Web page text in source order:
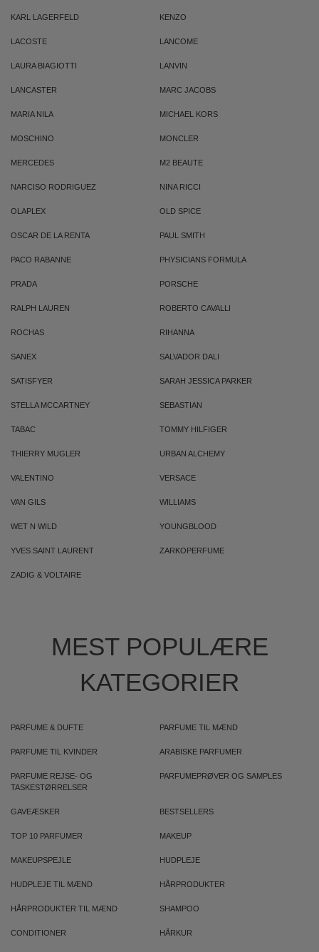
KARL LAGERFELD KENZO
LACOSTE LANCOME
LAURA BIAGIOTTI LANVIN
LANCASTER MARC JACOBS
MARIA NILA MICHAEL KORS
MOSCHINO MONCLER
MERCEDES M2 BEAUTE
NARCISO RODRIGUEZ NINA RICCI
OLAPLEX OLD SPICE
OSCAR DE LA RENTA PAUL SMITH
PACO RABANNE PHYSICIANS FORMULA
PRADA PORSCHE
RALPH LAUREN ROBERTO CAVALLI
ROCHAS RIHANNA
SANEX SALVADOR DALI
SATISFYER SARAH JESSICA PARKER
STELLA MCCARTNEY SEBASTIAN
TABAC TOMMY HILFIGER
THIERRY MUGLER URBAN ALCHEMY
VALENTINO VERSACE
VAN GILS WILLIAMS
WET N WILD YOUNGBLOOD
YVES SAINT LAURENT ZARKOPERFUME
ZADIG & VOLTAIRE
MEST POPULÆRE
KATEGORIER
PARFUME & DUFTE PARFUME TIL MÆND
PARFUME TIL KVINDER ARABISKE PARFUMER
PARFUME REJSE- OG
TASKESTØRRELSER
PARFUMEPRØVER OG SAMPLES
GAVEÆSKER BESTSELLERS
TOP 10 PARFUMER MAKEUP
MAKEUPSPEJLE HUDPLEJE
HUDPLEJE TIL MÆND HÅRPRODUKTER
HÅRPRODUKTER TIL MÆND SHAMPOO
CONDITIONER HÅRKUR